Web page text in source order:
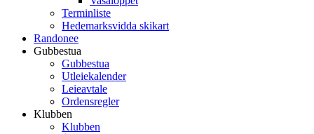
Terminliste
Hedemarksvidda skikart
Randonee
Gubbestua
Gubbestua
Utleiekalender
Leieavtale
Ordensregler
Klubben
Klubben